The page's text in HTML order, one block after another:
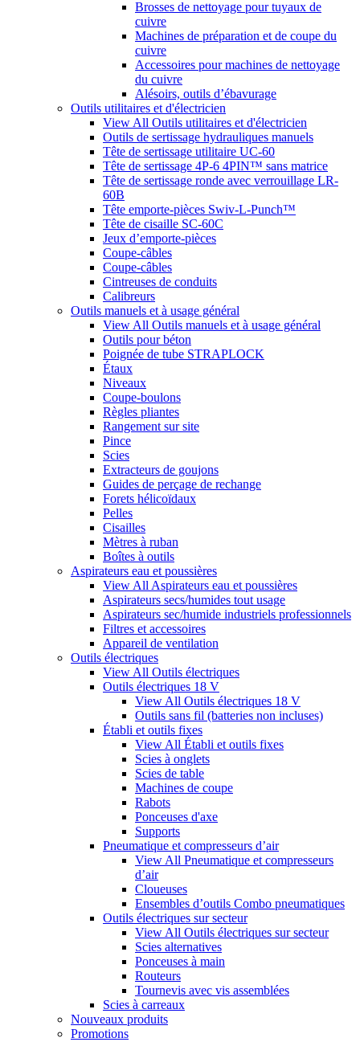
Brosses de nettoyage pour tuyaux de
cuivre
Machines de préparation et de coupe du
cuivre
Accessoires pour machines de nettoyage
du cuivre
Alésoirs, outils d’ébavurage
Outils utilitaires et d'électricien
View All Outils utilitaires et d'électricien
Outils de sertissage hydrauliques manuels
Tête de sertissage utilitaire UC-60
Tête de sertissage 4P-6 4PIN™ sans matrice
Tête de sertissage ronde avec verrouillage LR-
60B
Tête emporte-pièces Swiv-L-Punch™
Tête de cisaille SC-60C
Jeux d’emporte-pièces
Coupe-câbles
Coupe-câbles
Cintreuses de conduits
Calibreurs
Outils manuels et à usage général
View All Outils manuels et à usage général
Outils pour béton
Poignée de tube STRAPLOCK
Étaux
Niveaux
Coupe-boulons
Règles pliantes
Rangement sur site
Pince
Scies
Extracteurs de goujons
Guides de perçage de rechange
Forets hélicoïdaux
Pelles
Cisailles
Mètres à ruban
Boîtes à outils
Aspirateurs eau et poussières
View All Aspirateurs eau et poussières
Aspirateurs secs/humides tout usage
Aspirateurs sec/humide industriels professionnels
Filtres et accessoires
Appareil de ventilation
Outils électriques
View All Outils électriques
Outils électriques 18 V
View All Outils électriques 18 V
Outils sans fil (batteries non incluses)
Établi et outils fixes
View All Établi et outils fixes
Scies à onglets
Scies de table
Machines de coupe
Rabots
Ponceuses d'axe
Supports
Pneumatique et compresseurs d’air
View All Pneumatique et compresseurs
d’air
Cloueuses
Ensembles d’outils Combo pneumatiques
Outils électriques sur secteur
View All Outils électriques sur secteur
Scies alternatives
Ponceuses à main
Routeurs
Tournevis avec vis assemblées
Scies à carreaux
Nouveaux produits
Promotions